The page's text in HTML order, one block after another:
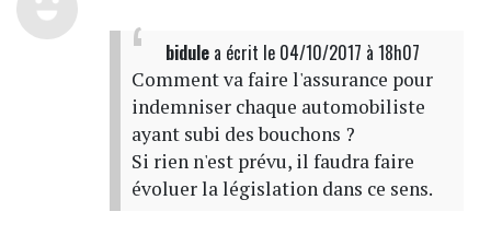
bidulea écrit le 04/10/2017 à 18h07
Comment va faire l'assurance pour
indemniser chaque automobiliste
ayant subi des bouchons ?
Si rien n'est prévu, il faudra faire
évoluer la législation dans ce sens.